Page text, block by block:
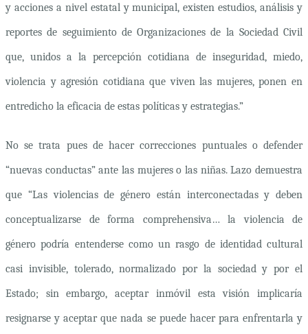
y acciones a nivel estatal y municipal, existen estudios, análisis y
reportes de seguimiento de Organizaciones de la Sociedad Civil
que, unidos a la percepción cotidiana de inseguridad, miedo,
violencia y agresión cotidiana que viven las mujeres, ponen en
entredicho la eficacia de estas políticas y estrategias.”
No se trata pues de hacer correcciones puntuales o defender
“nuevas conductas” ante las mujeres o las niñas. Lazo demuestra
que “Las violencias de género están interconectadas y deben
conceptualizarse de forma comprehensiva… la violencia de
género podría entenderse como un rasgo de identidad cultural
casi invisible, tolerado, normalizado por la sociedad y por el
Estado; sin embargo, aceptar inmóvil esta visión implicaría
resignarse y aceptar que nada se puede hacer para enfrentarla y